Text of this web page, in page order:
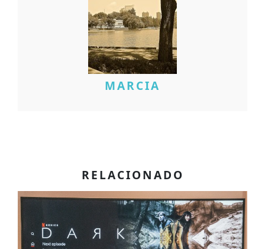
MARCIA
RELACIONADO